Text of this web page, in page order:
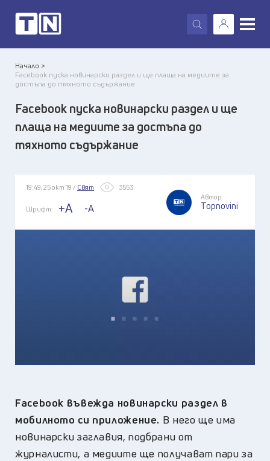
X
Начало >
Facebook пуска новинарски раздел и ще плаща на медиите за
достъпа до тяхното съдържание
Facebook пуска новинарски раздел и ще
плаща на медиите за достъпа до
тяхното съдържание
19:49, 25 окт 19 / Свят 3553
Шрифт: +A -A
Автор:
Topnovini
Facebook въвежда новинарски раздел в
мобилното си приложение. В него ще има
новинарски заглавия, подбрани от
журналисти, а медиите ще получават пари за